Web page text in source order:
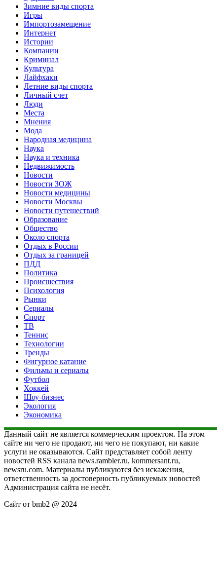
Зимние виды спорта
Игры
Импортозамещение
Интернет
Истории
Компании
Криминал
Культура
Лайфхаки
Летние виды спорта
Личный счет
Люди
Места
Мнения
Мода
Народная медицина
Наука
Наука и техника
Недвижимость
Новости
Новости ЗОЖ
Новости медицины
Новости Москвы
Новости путешествий
Образование
Общество
Около спорта
Отдых в России
Отдых за границей
ПДД
Политика
Происшествия
Психология
Рынки
Сериалы
Спорт
ТВ
Теннис
Технологии
Тренды
Фигурное катание
Фильмы и сериалы
Футбол
Хоккей
Шоу-бизнес
Экология
Экономика
Данный сайт не является коммерческим проектом. На этом
сайте ни чего не продают, ни чего не покупают, ни какие
услуги не оказываются. Сайт представляет собой ленту
новостей RSS канала news.rambler.ru, kommersant.ru,
newsru.com. Материалы публикуются без искажения,
ответственность за достоверность публикуемых новостей
Администрация сайта не несёт.
Сайт от bmb2 @ 2024